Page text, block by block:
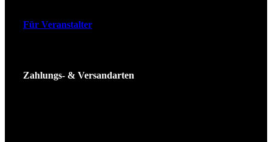
Für Veranstalter
Zahlungs- & Versandarten